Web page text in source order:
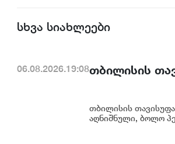
სხვა სიახლეები
06.08.2026.19:08თბილისის
თბილისის
აღნიშნული, ბოლო